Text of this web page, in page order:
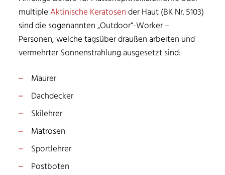
multiple Aktinische Keratosen der Haut (BK Nr. 5103)
sind die sogenannten „Outdoor“-Worker –
Personen, welche tagsüber draußen arbeiten und
vermehrter Sonnenstrahlung ausgesetzt sind:
Maurer
Dachdecker
Skilehrer
Matrosen
Sportlehrer
Postboten